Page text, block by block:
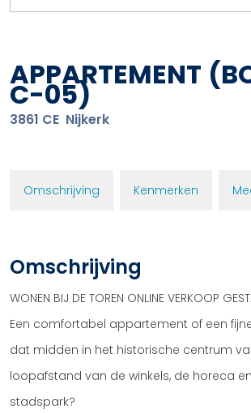
APPARTEMENT
C-05)
3861 CE Nijkerk
Omschrijving Kenmerken
Omschrijving
WONEN BIJ DE TOREN ONLINE VERKOOP
Een comfortabel appartement of een
dat midden in het historische centrum
loopafstand van de winkels, de horeca
stadspark?